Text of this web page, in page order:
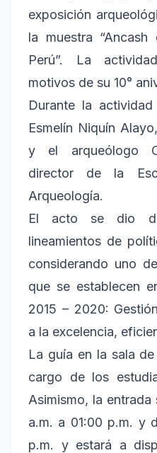
exposición
la muestra
Perú”. La
motivos de su 10°
Durante la actividad
Esmelín Niquín
y el arqueólogo
director de la
Arqueología.
El acto se dio
lineamientos de
considerando uno
que se establecen
2015 – 2020:
a la excelencia,
La guía en la sala
cargo de los
Asimismo, la
a.m. a 01:00 p.m. y
p.m. y estará a